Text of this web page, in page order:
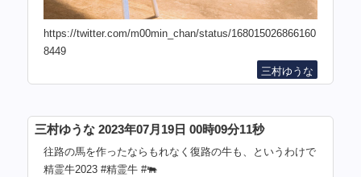
https://twitter.com/m00min_chan/status/168015026866160
8449
三村ゆうな
三村ゆうな 2023年07月19日 00時09分11秒
往路の馬を作ったならもれなく復路の牛も、というわけで
精霊牛2023 #精霊牛 #🐃